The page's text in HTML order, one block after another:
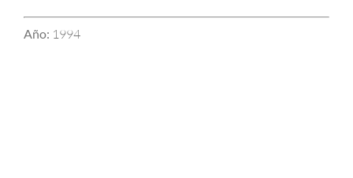
Año: 1994